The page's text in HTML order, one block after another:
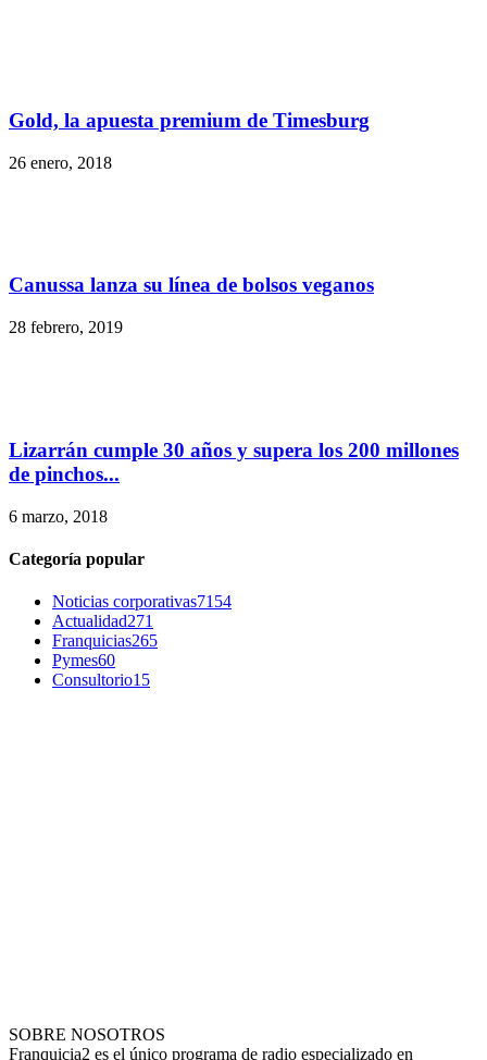
Gold, la apuesta premium de Timesburg
26 enero, 2018
Canussa lanza su línea de bolsos veganos
28 febrero, 2019
Lizarrán cumple 30 años y supera los 200 millones
de pinchos...
6 marzo, 2018
Categoría popular
Noticias corporativas7154
Actualidad271
Franquicias265
Pymes60
Consultorio15
SOBRE NOSOTROS
Franquicia2 es el único programa de radio especializado en